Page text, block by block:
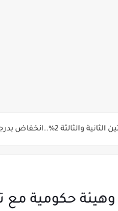
وجدول صرف مرتبات شهر أغسطس 2023 لـ 66